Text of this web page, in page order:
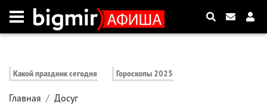
Какой праздник сегодня Гороскопы 2025
Главная Досуг